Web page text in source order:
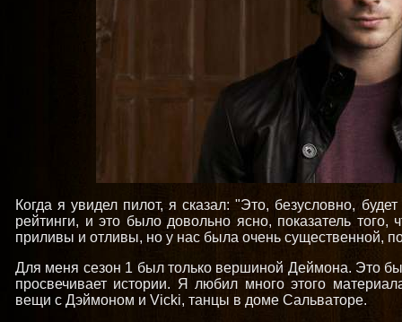
Когда я увидел пилот, я сказал: "Это, безусловно,
рейтинги, и это было довольно ясно, показатель
приливы и отливы, но у нас была очень существенной,
Для меня сезон 1 был только вершиной Деймона. Это
просвечивает истории. Я любил много этого
вещи с Дэймоном и Vicki, танцы в доме Сальваторе.